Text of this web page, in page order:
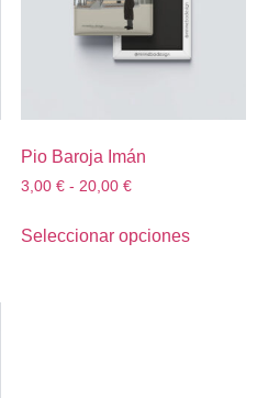
Pio Baroja Imán
3,00 € - 20,00 €
Seleccionar opciones